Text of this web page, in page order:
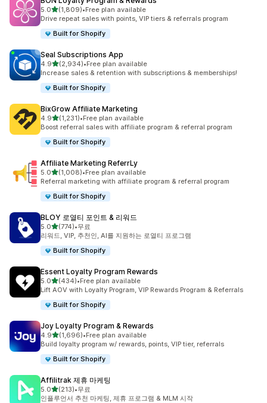
5.0별 5개 중
(1,809)
총 리뷰 1809개
•Free plan available
Drive repeat sales with points, VIP tiers & referrals program
Built for Shopify
Seal Subscriptions App
4.9별 5개 중
(2,934)
총 리뷰 2934개
•Free plan available
Increase sales & retention with subscriptions & memberships!
Built for Shopify
BixGrow Affiliate Marketing
4.9별 5개 중
(1,231)
총 리뷰 1231개
•Free plan available
Boost referral sales with affiliate program & referral program
Built for Shopify
Affiliate Marketing ReferrLy
5.0별 5개 중
(1,008)
총 리뷰 1008개
•Free plan available
Referral marketing with affiliate program & referral program
Built for Shopify
BLOY 로열티 포인트 & 리워드
5.0별 5개 중
(774)
총 리뷰 774개
•무료
리워드, VIP, 추천인, AI를 지원하는 로열티 프로그램
Built for Shopify
Essent Loyalty Program Rewards
5.0별 5개 중
(434)
총 리뷰 434개
•Free plan available
Lift AOV with Loyalty Program, VIP Rewards Program & Referrals
Built for Shopify
Joy Loyalty Program & Rewards
4.9별 5개 중
(1,696)
총 리뷰 1696개
•Free plan available
Build loyalty program w/ rewards, points, VIP tier, referrals
Built for Shopify
Affilitrak 제휴 마케팅
5.0별 5개 중
(213)
총 리뷰 213개
•무료
인플루언서 추천 마케팅, 제휴 프로그램 & MLM 시작